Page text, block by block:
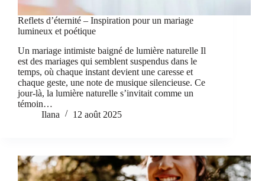
Reflets d’éternité – Inspiration pour un mariage
lumineux et poétique
Un mariage intimiste baigné de lumière naturelle Il
est des mariages qui semblent suspendus dans le
temps, où chaque instant devient une caresse et
chaque geste, une note de musique silencieuse. Ce
jour-là, la lumière naturelle s’invitait comme un
témoin…
Ilana
12 août 2025